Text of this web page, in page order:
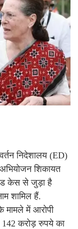
निदेशालय (ED)
शिकायत
केस से जुड़ा है
शामिल हैं.
मामले में आरोपी
142 करोड़ रुपये का